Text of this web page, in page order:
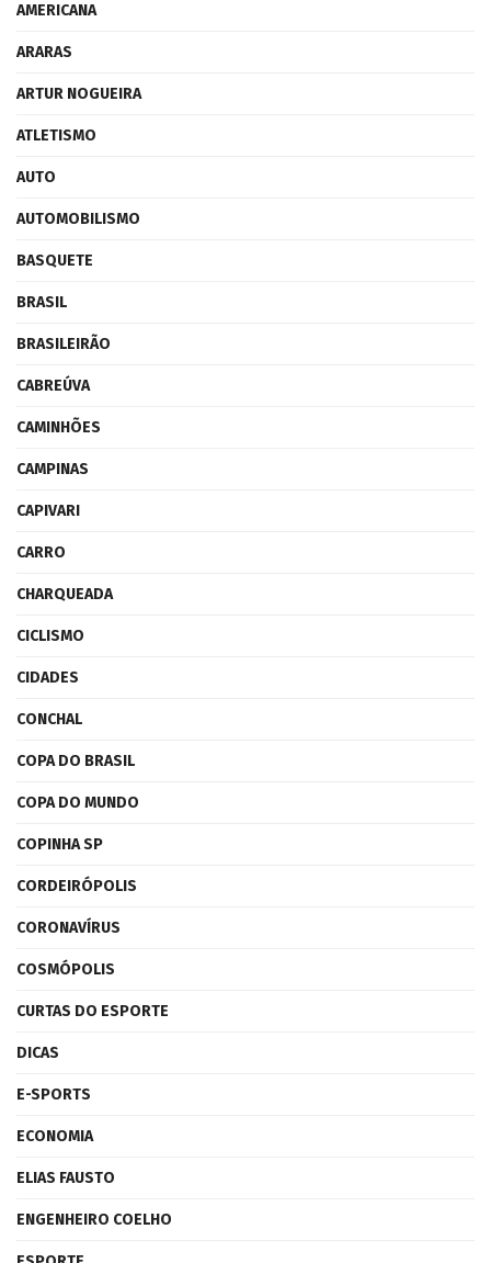
AMERICANA
ARARAS
ARTUR NOGUEIRA
ATLETISMO
AUTO
AUTOMOBILISMO
BASQUETE
BRASIL
BRASILEIRÃO
CABREÚVA
CAMINHÕES
CAMPINAS
CAPIVARI
CARRO
CHARQUEADA
CICLISMO
CIDADES
CONCHAL
COPA DO BRASIL
COPA DO MUNDO
COPINHA SP
CORDEIRÓPOLIS
CORONAVÍRUS
COSMÓPOLIS
CURTAS DO ESPORTE
DICAS
E-SPORTS
ECONOMIA
ELIAS FAUSTO
ENGENHEIRO COELHO